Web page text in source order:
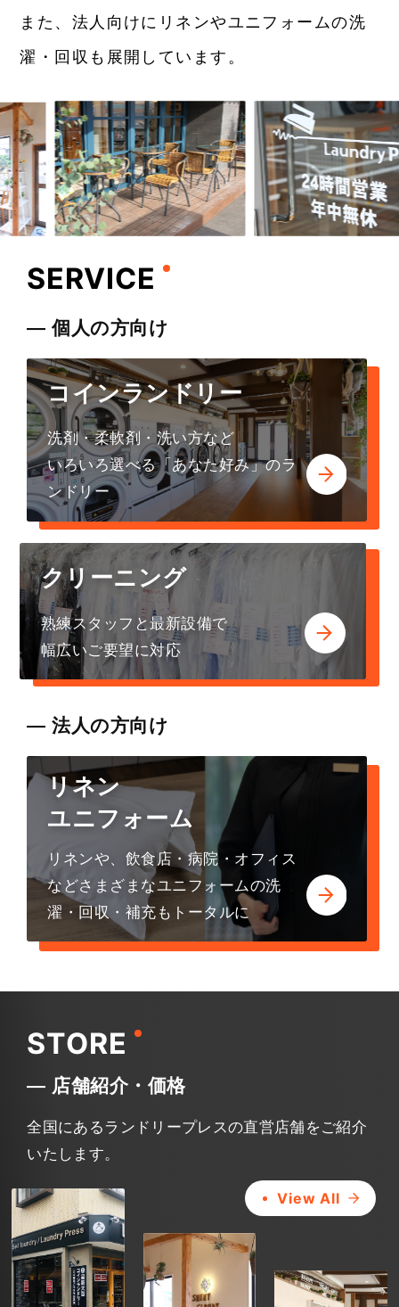
また、法人向けにリネンやユニフォームの洗
濯・回収も展開しています。
SERVICE
― 個人の方向け
コインランドリー
洗剤・柔軟剤・洗い方など
いろいろ選べる「あなた好み」のラ
ンドリー
クリーニング
熟練スタッフと最新設備で
幅広いご要望に対応
― 法人の方向け
リネン
ユニフォーム
リネンや、飲食店・病院・オフィス
などさまざまなユニフォームの洗
濯・回収・補充もトータルに
STORE
― 店舗紹介・価格
全国にあるランドリープレスの直営店舗をご紹介
いたします。
View All